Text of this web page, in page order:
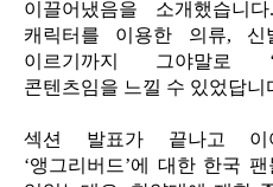
이끌어냈음을 소개했습니
캐릭터를 이용한 의류, 신
이르기까지 그야말로 ‘
콘텐츠임을 느낄 수 있었답니
섹션 발표가 끝나고 이
‘앵그리버드’에 대한 한국